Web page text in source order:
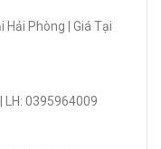
Phòng | Giá Tại
LH: 0395964009